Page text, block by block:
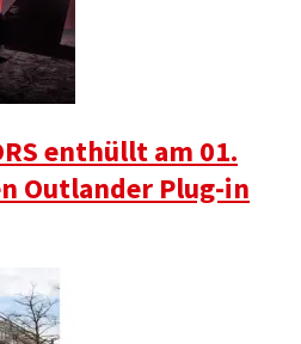
enthüllt am 01.
Outlander Plug-in